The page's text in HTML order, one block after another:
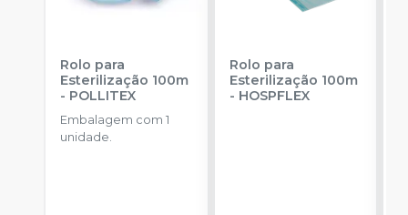
Rolo para
Esterilização 100m
- POLLITEX
Embalagem com 1
unidade.
Rolo para
Esterilização 100m
- HOSPFLEX